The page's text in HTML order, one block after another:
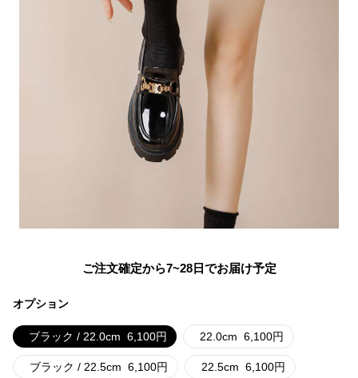
ご注文確定から7~28日でお届け予定
オプション
ブラック / 22.0cm 6,100円 22.0cm 6,100円
ブラック / 22.5cm 6,100円 22.5cm 6,100円